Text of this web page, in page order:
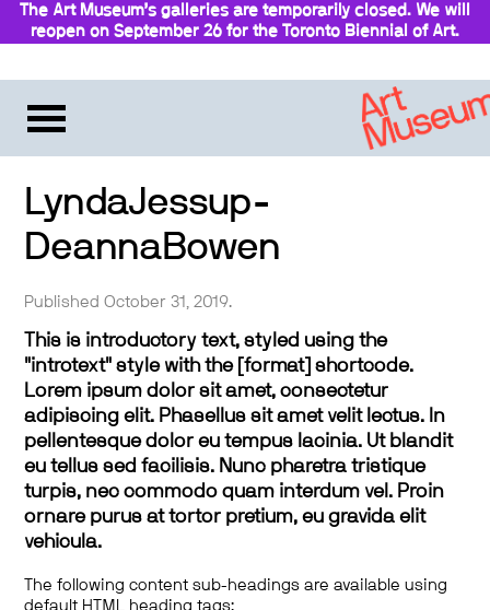
The Art Museum’s galleries are temporarily closed. We will
reopen on September 26 for the Toronto Biennial of Art.
LyndaJessup-
DeannaBowen
Published October 31, 2019.
This is introductory text, styled using the
"introtext" style with the [format] shortcode.
Lorem ipsum dolor sit amet, consectetur
adipiscing elit. Phasellus sit amet velit lectus. In
pellentesque dolor eu tempus lacinia. Ut blandit
eu tellus sed facilisis. Nunc pharetra tristique
turpis, nec commodo quam interdum vel. Proin
ornare purus at tortor pretium, eu gravida elit
vehicula.
The following content sub-headings are available using
default HTML heading tags: